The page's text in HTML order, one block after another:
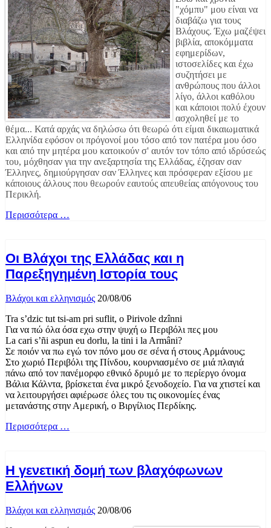
"χόμπυ" μου είναι να
διαβάζω για τους
Βλάχους. Έχω μαζέψει
βιβλία, αποκόμματα
εφημερίδων,
ιστοσελίδες και έχω
συζητήσει με
ανθρώπους που άλλοι
λίγο, άλλοι καθόλου
και κάποιοι πολύ έχουν
ασχοληθεί με το
θέμα... Κατά αρχάς να δηλώσω ότι θεωρώ ότι είμαι δικαιωματικά
Ελληνίδα εφόσον οι πρόγονοί μου τόσο από τον πατέρα μου όσο
και από την μητέρα μου κατοικούν σ' αυτόν τον τόπο από ιδρύσεώς
του, μόχθησαν για την ανεξαρτησία της Ελλάδας, έζησαν σαν
Έλληνες, δημιούργησαν σαν Έλληνες και πρόσφεραν εξίσου με
κάποιους άλλους που θεωρούν εαυτούς απευθείας απόγονους του
Περικλή.
Περισσότερα …
Οι Βλάχοι της Ελλάδας και η
Παρεξηγημένη Ιστορία τους
Βλάχοι και ελληνισμός 20/08/06
Tra s’dzic tut tsi-am pri suflit, o Pirivole dzînni
Για να πώ όλα όσα εχω στην ψυχή ω Περιβόλι πες μου
La cari s’ñi aspun eu dorlu, la tini i la Armâni?
Σε ποιόν να πω εγώ τον πόνο μου σε σένα ή στους Αρμάνους;
Στο χωριό Περιβόλι της Πίνδου, κουρνιασμένο σε μιά πλαγιά
πάνω από τον πανέμορφο εθνικό δρυμό με το περίεργο όνομα
Βάλια Κάλντα, βρίσκεται ένα μικρό ξενοδοχείο. Για να χτιστεί και
να λειτουργήσει αφιέρωσε όλες του τις οικονομίες ένας
μετανάστης στην Αμερική, ο Βιργίλιος Περδίκης.
Περισσότερα …
Η γενετική δομή των βλαχόφωνων
Ελλήνων
Βλάχοι και ελληνισμός 20/08/06